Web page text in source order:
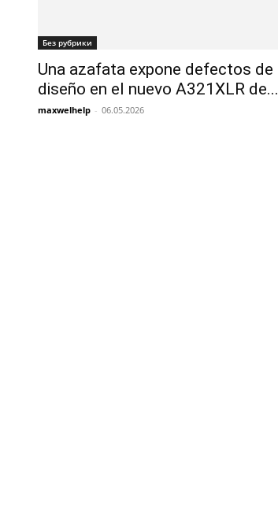
Без рубрики
Una azafata expone defectos de
diseño en el nuevo A321XLR de...
maxwelhelp - 06.05.2026